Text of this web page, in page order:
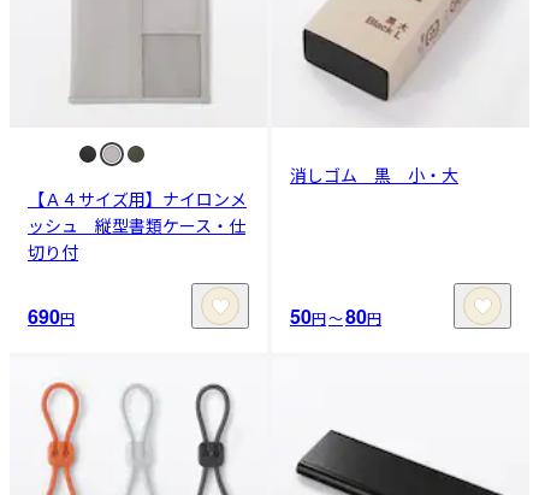
【Ａ４サイズ用】ナイロンメ
ッシュ 縦型書類ケース・仕
切り付
690円
消しゴム 黒 小・大
50円〜80円